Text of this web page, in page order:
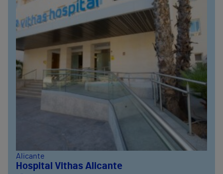
Alicante
Hospital Vithas Alicante